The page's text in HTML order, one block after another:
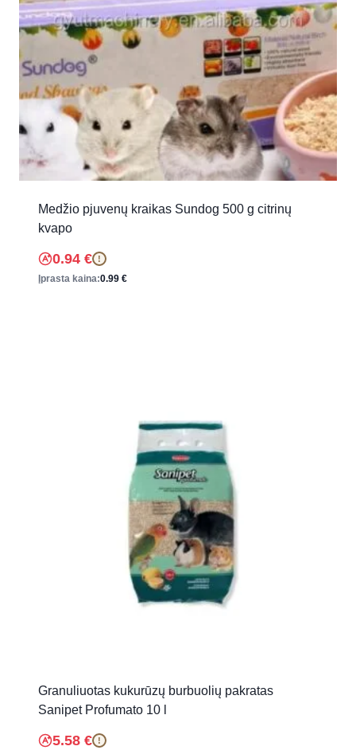
Medžio pjuvenų kraikas Sundog 500 g citrinų
kvapo
0.94 € !
Įprasta kaina:0.99 €
Granuliuotas kukurūzų burbuolių pakratas
Sanipet Profumato 10 l
5.58 € !